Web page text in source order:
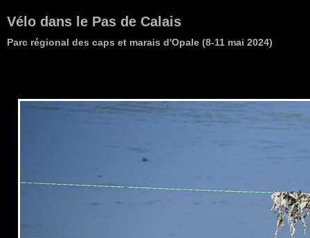
Vélo dans le Pas de Calais
Parc régional des caps et marais d'Opale (8-11 mai 2024)